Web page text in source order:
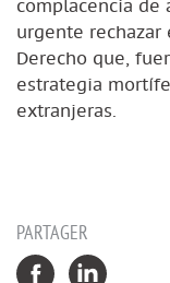
complacencia de
urgente rechazar
Derecho que,
estrategia
extranjeras.
PARTAGER